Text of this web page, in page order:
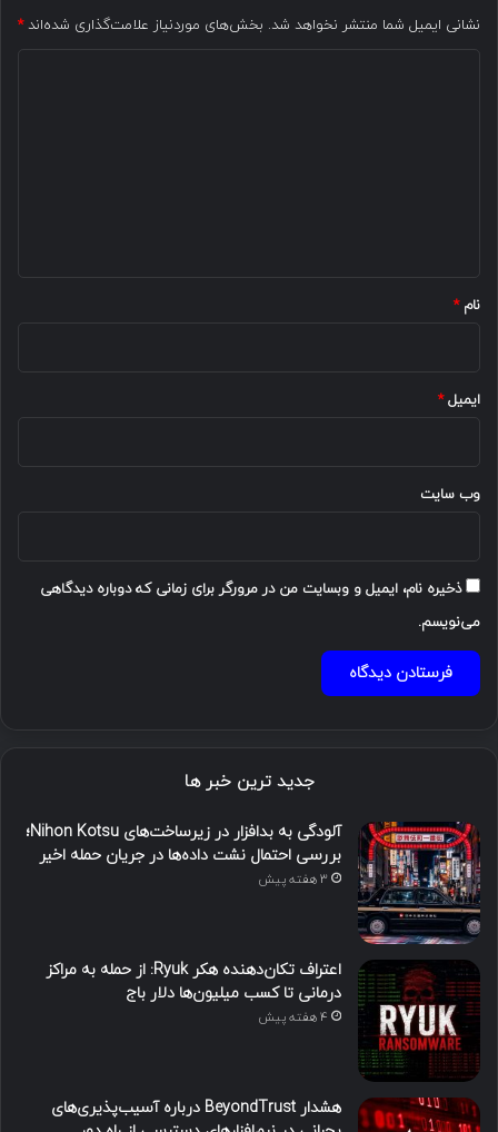
نشانی ایمیل شما منتشر نخواهد شد. بخش‌های موردنیاز علامت‌گذاری شده‌اند*
نام*
ایمیل*
وب‌ سایت
ذخیره نام، ایمیل و وبسایت من در مرورگر برای زمانی که دوباره دیدگاهی
می‌نویسم.
جدید ترین خبر ها
آلودگی به بدافزار در زیرساخت‌های Nihon Kotsu؛
بررسی احتمال نشت داده‌ها در جریان حمله اخیر
3 هفته پیش
اعتراف تکان‌دهنده هکر Ryuk: از حمله به مراکز
درمانی تا کسب میلیون‌ها دلار باج
4 هفته پیش
هشدار BeyondTrust درباره آسیب‌پذیری‌های